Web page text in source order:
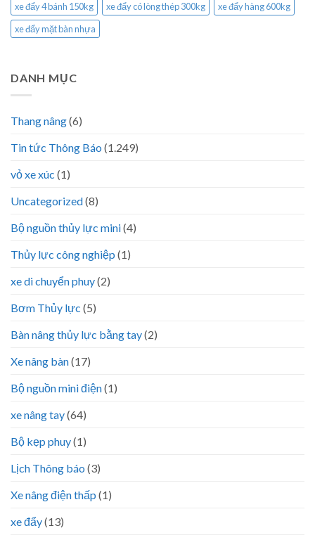
xe đẩy 4 bánh 150kg
xe đẩy có lòng thép 300kg
xe đẩy hàng 600kg
xe đẩy mặt bàn nhựa
DANH MỤC
Thang nâng(6)
Tin tức Thông Báo (1.249)
vỏ xe xúc (1)
Uncategorized(8)
Bộ nguồn thủy lực mini(4)
Thủy lực công nghiệp (1)
xe di chuyển phuy(2)
Bơm Thủy lực (5)
Bàn nâng thủy lực bằng tay(2)
Xe nâng bàn(17)
Bộ nguồn mini điện(1)
xe nâng tay(64)
Bộ kẹp phuy(1)
Lịch Thông báo (3)
Xe nâng điện thấp (1)
xe đẩy(13)